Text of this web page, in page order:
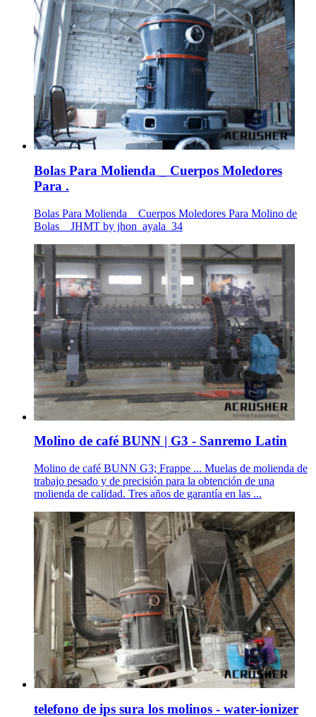
Bolas Para Molienda _ Cuerpos Moledores
Para .
Bolas Para Molienda _ Cuerpos Moledores Para Molino de
Bolas _ JHMT by jhon_ayala_34
Molino de café BUNN | G3 - Sanremo Latin
Molino de café BUNN G3; Frappe ... Muelas de molienda de
trabajo pesado y de precisión para la obtención de una
molienda de calidad. Tres años de garantía en las ...
telefono de ips sura los molinos - water-ionizer